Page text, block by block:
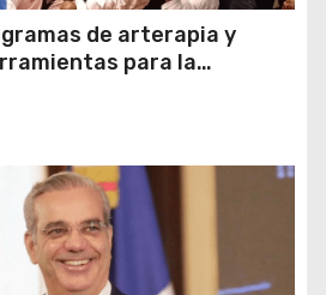
de arterapia y
para la
social